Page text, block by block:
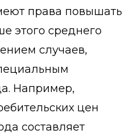
права повышать
этого среднего
случаев,
Например,
цен
составляет